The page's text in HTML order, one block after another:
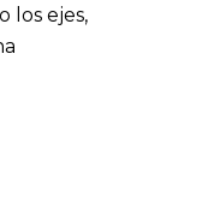
los ejes,